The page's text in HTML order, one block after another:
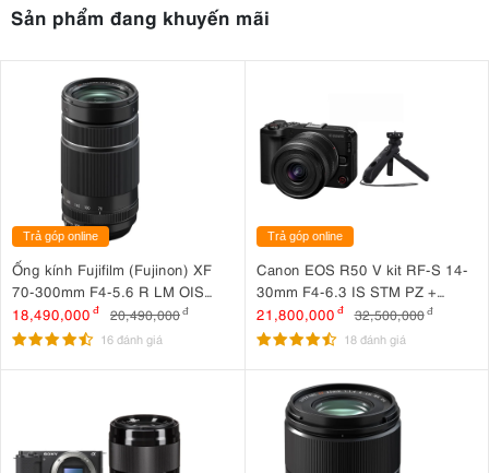
Sản phẩm đang khuyến mãi
Trả góp online
Ống kính Fujifilm (Fujinon) XF
70-300mm F4-5.6 R LM OIS
WR
18,490,000 đ 20,490,000đ
16 đánh giá
Trả góp online
Canon EOS R50 V kit RF-S 14-
30mm F4-6.3 IS STM PZ +
Canon HG-100TBR
21,800,000 đ 32,500,000 đ
18 đánh giá